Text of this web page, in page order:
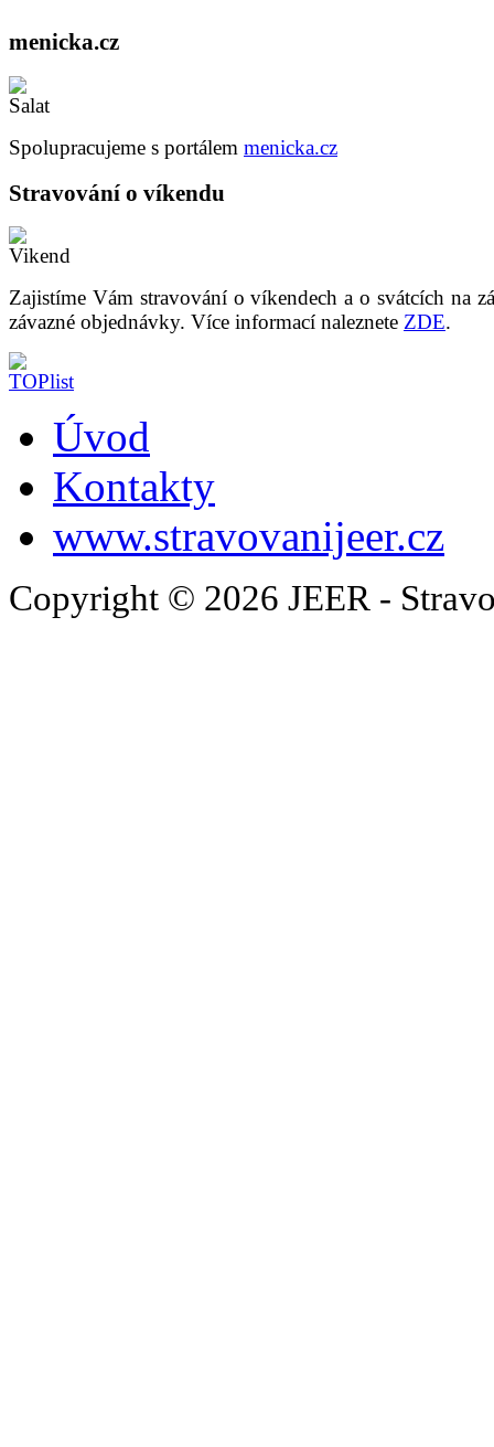
menicka.cz
Spolupracujeme s portálem menicka.cz
Stravování o víkendu
Zajistíme Vám stravování o víkendech a o svátcích na
závazné objednávky. Více informací naleznete ZDE.
Úvod
Kontakty
www.stravovanijeer.cz
Copyright © 2026 JEER -